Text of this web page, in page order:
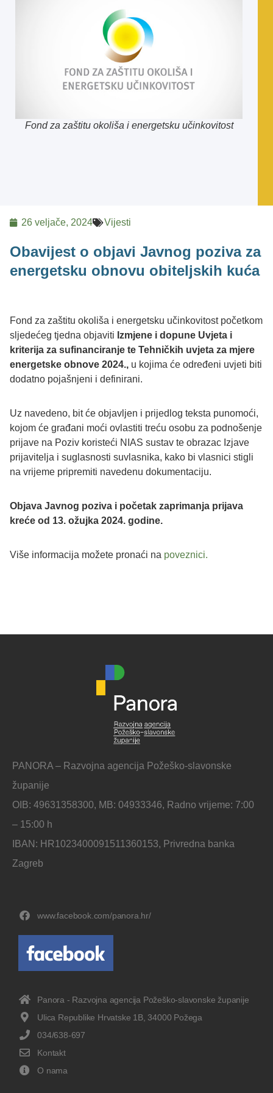
Fond za zaštitu okoliša i energetsku učinkovitost
26 veljače, 2024 Vijesti
Obavijest o objavi Javnog poziva za
energetsku obnovu obiteljskih kuća
Fond za zaštitu okoliša i energetsku učinkovitost početkom
sljedećeg tjedna objaviti Izmjene i dopune Uvjeta i
kriterija za sufinanciranje te Tehničkih uvjeta za mjere
energetske obnove 2024., u kojima će određeni uvjeti biti
dodatno pojašnjeni i definirani.
Uz navedeno, bit će objavljen i prijedlog teksta punomoći,
kojom će građani moći ovlastiti treću osobu za podnošenje
prijave na Poziv koristeći NIAS sustav te obrazac Izjave
prijavitelja i suglasnosti suvlasnika, kako bi vlasnici stigli
na vrijeme pripremiti navedenu dokumentaciju.
Objava Javnog poziva i početak zaprimanja prijava
kreće od 13. ožujka 2024. godine.
Više informacija možete pronaći na poveznici.
PANORA – Razvojna agencija Požeško-slavonske
županije
OIB: 49631358300, MB: 04933346, Radno vrijeme: 7:00
– 15:00 h
IBAN: HR1023400091511360153, Privredna banka
Zagreb
www.facebook.com/panora.hr/
Panora - Razvojna agencija Požeško-slavonske županije
Ulica Republike Hrvatske 1B, 34000 Požega
034/638-697
Kontakt
O nama